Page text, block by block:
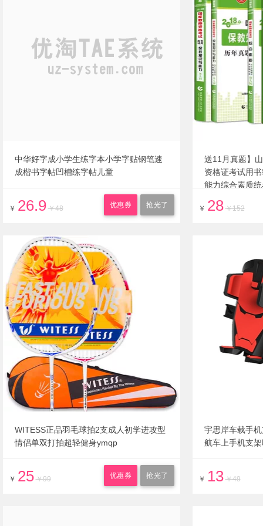
中华好字成小学生练字本小学字贴钢笔速
成楷书字帖凹槽练字帖儿童
抢光了
优惠券
￥ 26.9 ￥48
送11月真题】
资格证考试用
能力综合素质
中小学真题
￥ 28 ￥152
WITESS正品羽毛球拍2支成人初学进攻型
情侣单双打拍超轻健身ymqp
抢光了
优惠券
￥ 25 ￥99
宇思岸车载手
航车上手机支
￥ 13 ￥49